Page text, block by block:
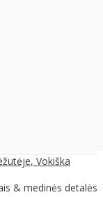
Vokiška
& medinės detalės